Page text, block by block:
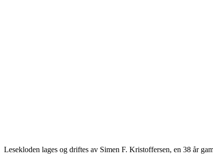
Lesekloden lages og driftes av Simen F. Kristoffersen, en 38 år